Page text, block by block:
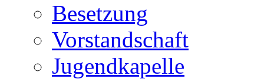
Besetzung
Vorstandschaft
Jugendkapelle